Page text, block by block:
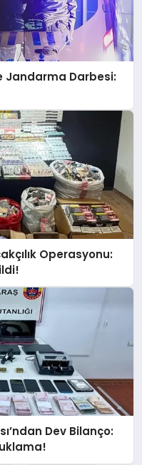
Jandarma Darbesi:
Operasyonu:
Dev Bilanço: